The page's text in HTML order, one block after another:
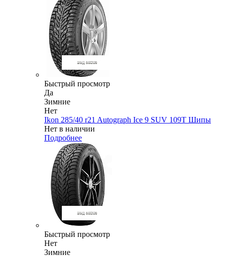
Быстрый просмотр
Да
Зимние
Нет
Ikon 285/40 r21 Autograph Ice 9 SUV 109T Шипы
Нет в наличии
Подробнее
Быстрый просмотр
Нет
Зимние